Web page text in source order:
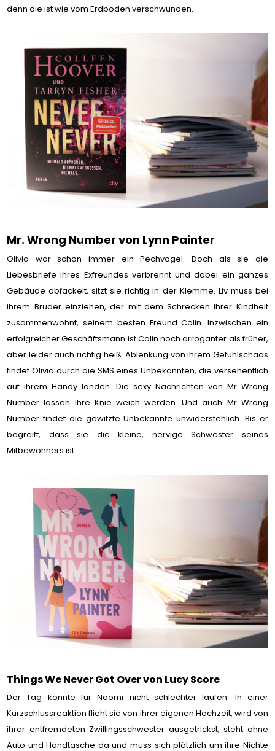
denn die ist wie vom Erdboden verschwunden.
Mr. Wrong Number von Lynn Painter
Olivia war schon immer ein Pechvogel. Doch als sie die
Liebesbriefe ihres Exfreundes verbrennt und dabei ein ganzes
Gebäude abfackelt, sitzt sie richtig in der Klemme. Liv muss bei
ihrem Bruder einziehen, der mit dem Schrecken ihrer Kindheit
zusammenwohnt, seinem besten Freund Colin. Inzwischen ein
erfolgreicher Geschäftsmann ist Colin noch arroganter als früher,
aber leider auch richtig heiß. Ablenkung von ihrem Gefühlschaos
findet Olivia durch die SMS eines Unbekannten, die versehentlich
auf ihrem Handy landen. Die sexy Nachrichten von Mr Wrong
Number lassen ihre Knie weich werden. Und auch Mr Wrong
Number findet die gewitzte Unbekannte unwiderstehlich. Bis er
begreift, dass sie die kleine, nervige Schwester seines
Mitbewohners ist.
Things We Never Got Over von Lucy Score
Der Tag könnte für Naomi nicht schlechter laufen. In einer
Kurzschlussreaktion flieht sie von ihrer eigenen Hochzeit, wird von
ihrer entfremdeten Zwillingsschwester ausgetrickst, steht ohne
Auto und Handtasche da und muss sich plötzlich um ihre Nichte